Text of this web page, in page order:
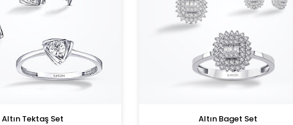
Altın Tektaş Set Altın Baget Set